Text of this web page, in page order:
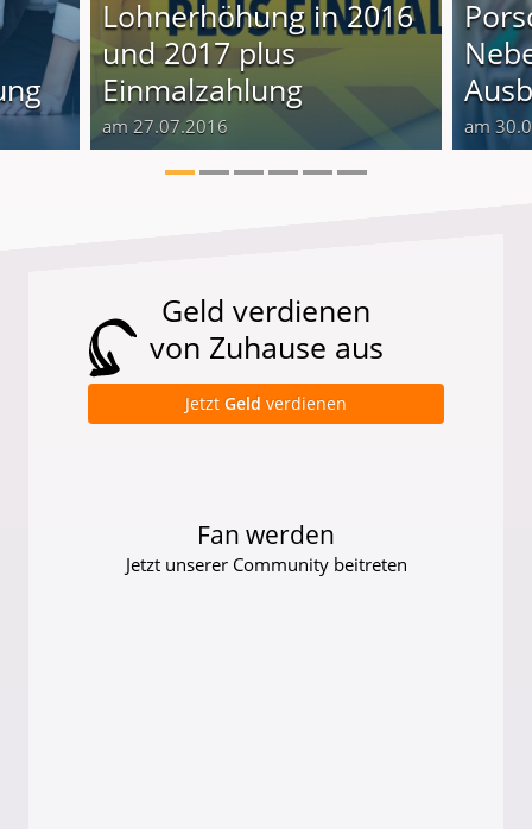
Lohnerhöhung in 2016
und 2017 plus
Einmalzahlung
am 27.07.2016 am
Geld verdienen
von Zuhause aus
Jetzt Geld verdienen
Fan werden
Jetzt unserer Community beitreten